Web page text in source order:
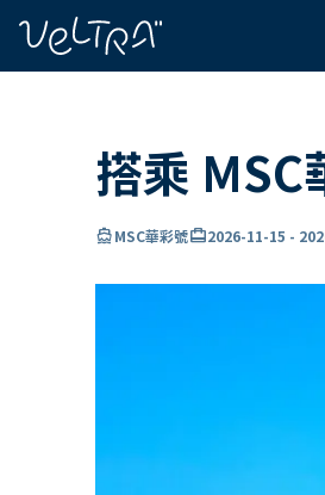
搭乘
directions_boatMSC華彩號card_travel2026-11-15 -